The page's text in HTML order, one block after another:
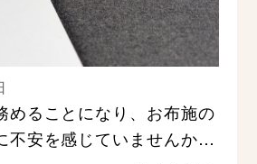
めることになり、お布施の
不安を感じていませんか。